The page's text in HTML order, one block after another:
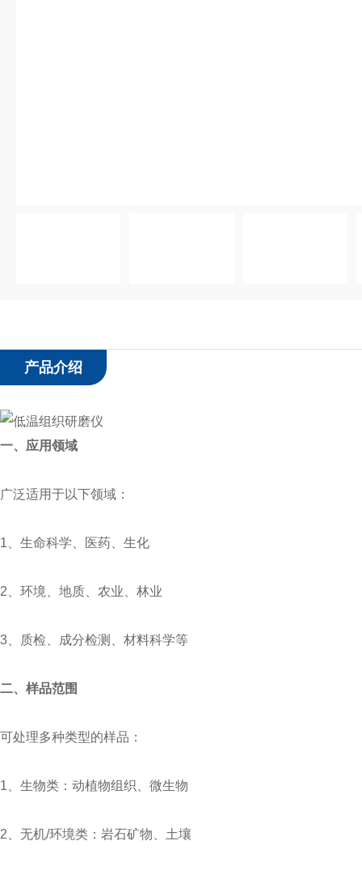
产品介绍
一、应用领域
广泛适用于以下领域：
1、生命科学、医药、生化
2、环境、地质、农业、林业
3、质检、成分检测、材料科学等
二、样品范围
可处理多种类型的样品：
1、生物类：动植物组织、微生物
2、无机/环境类：岩石矿物、土壤